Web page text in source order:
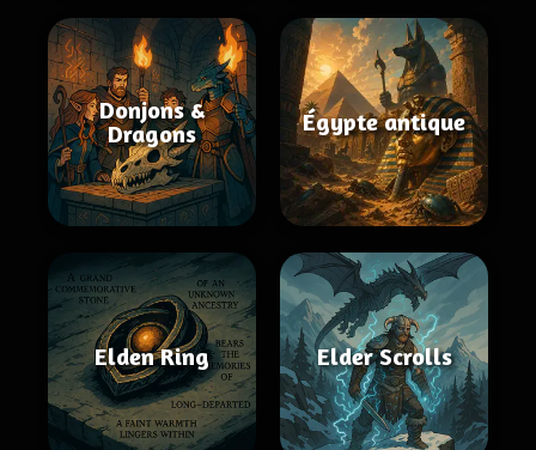
Donjons &
Dragons
Égypte antique
Elden Ring Elder Scrolls